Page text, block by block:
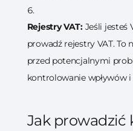
Rejestry VAT:Jeśli jesteś
prowadź rejestry VAT. To
przed potencjalnymi
kontrolowanie wpływów
Jak prowadzić